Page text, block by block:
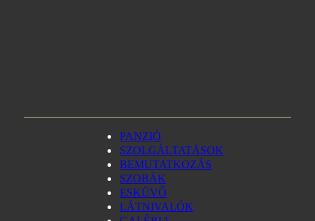
PANZIÓ
SZOLGÁLTATÁSOK
BEMUTATKOZÁS
SZOBÁK
ESKÜVŐ
LÁTNIVALÓK